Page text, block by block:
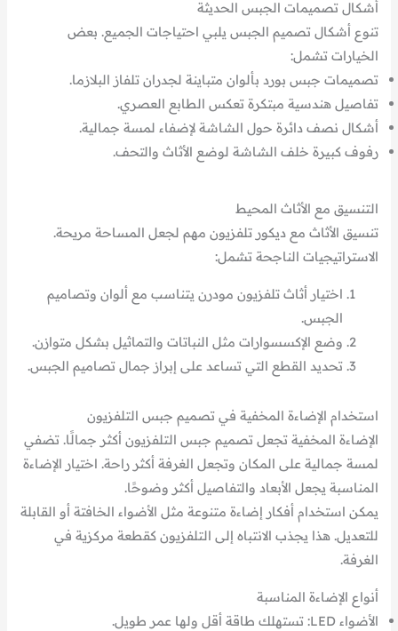
أشكال تصميمات الجبس الحديثة
تنوع أشكال تصميم الجبس يلبي احتياجات الجميع. بعض
الخيارات تشمل:
تصميمات جبس بورد بألوان متباينة لجدران تلفاز البلازما.
تفاصيل هندسية مبتكرة تعكس الطابع العصري.
أشكال نصف دائرة حول الشاشة لإضفاء لمسة جمالية.
رفوف كبيرة خلف الشاشة لوضع الأثاث والتحف.
التنسيق مع الأثاث المحيط
تنسيق الأثاث مع ديكور تلفزيون مهم لجعل المساحة مريحة.
الاستراتيجيات الناجحة تشمل:
اختيار أثاث تلفزيون مودرن يتناسب مع ألوان وتصاميم
الجبس.
وضع الإكسسوارات مثل النباتات والتماثيل بشكل متوازن.
تحديد القطع التي تساعد على إبراز جمال تصاميم الجبس.
استخدام الإضاءة المخفية في تصميم جبس التلفزيون
الإضاءة المخفية تجعل تصميم جبس التلفزيون أكثر جمالًا. تضفي
لمسة جمالية على المكان وتجعل الغرفة أكثر راحة. اختيار الإضاءة
المناسبة يجعل الأبعاد والتفاصيل أكثر وضوحًا.
يمكن استخدام أفكار إضاءة متنوعة مثل الأضواء الخافتة أو القابلة
للتعديل. هذا يجذب الانتباه إلى التلفزيون كقطعة مركزية في
الغرفة.
أنواع الإضاءة المناسبة
الأضواء LED: تستهلك طاقة أقل ولها عمر طويل.